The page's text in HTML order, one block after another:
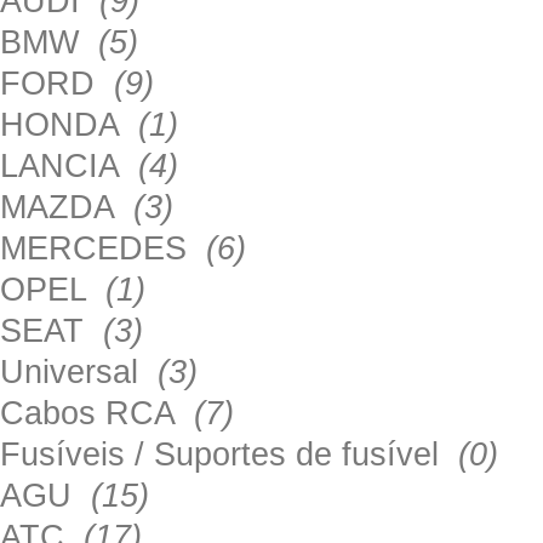
BMW (5)
FORD (9)
HONDA (1)
LANCIA (4)
MAZDA (3)
MERCEDES (6)
OPEL (1)
SEAT (3)
Universal (3)
Cabos RCA (7)
Fusíveis / Suportes de fusível (0)
AGU (15)